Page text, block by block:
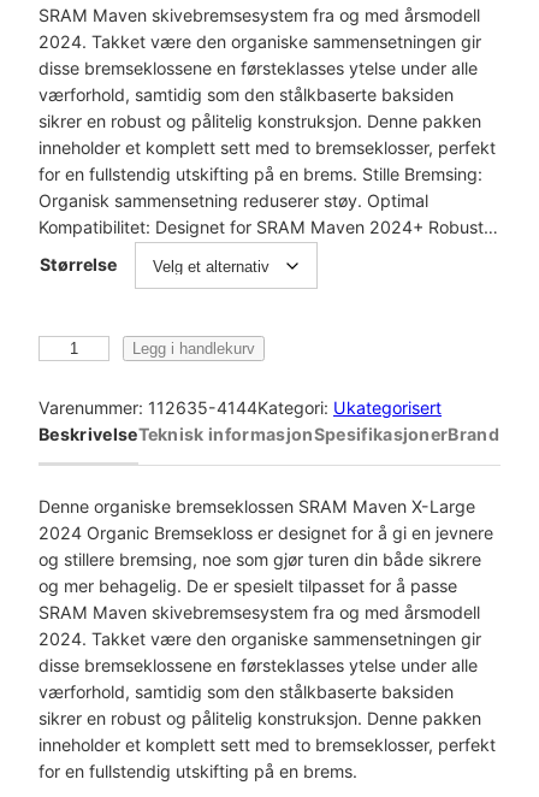
SRAM Maven skivebremsesystem fra og med årsmodell
2024. Takket være den organiske sammensetningen gir
disse bremseklossene en førsteklasses ytelse under alle
værforhold, samtidig som den stålkbaserte baksiden
sikrer en robust og pålitelig konstruksjon. Denne pakken
inneholder et komplett sett med to bremseklosser, perfekt
for en fullstendig utskifting på en brems. Stille Bremsing:
Organisk sammensetning reduserer støy. Optimal
Kompatibilitet: Designet for SRAM Maven 2024+ Robust…
Størrelse
a
m
e
m
s
e
k
l
o
s
s
e
r
Legg i handlekurv
Varenummer: 112635-4144Kategori: Ukategorisert
BeskrivelseTeknisk informasjonSpesifikasjonerBrand
Denne organiske bremseklossen SRAM Maven X-Large
2024 Organic Bremsekloss er designet for å gi en jevnere
og stillere bremsing, noe som gjør turen din både sikrere
og mer behagelig. De er spesielt tilpasset for å passe
SRAM Maven skivebremsesystem fra og med årsmodell
2024. Takket være den organiske sammensetningen gir
disse bremseklossene en førsteklasses ytelse under alle
værforhold, samtidig som den stålkbaserte baksiden
sikrer en robust og pålitelig konstruksjon. Denne pakken
inneholder et komplett sett med to bremseklosser, perfekt
for en fullstendig utskifting på en brems.